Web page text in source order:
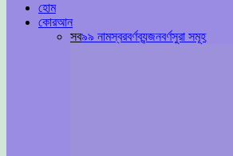
হোম
কোরআন
সব৯৯ নামস্বরবর্ণব্যন্জনবর্ণসুরা সমূহ